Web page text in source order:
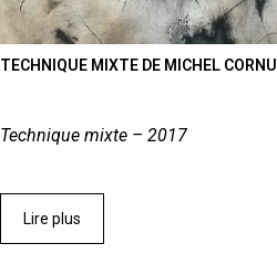
TECHNIQUE MIXTE DE MICHEL CORNU
Technique mixte – 2017
Lire plus